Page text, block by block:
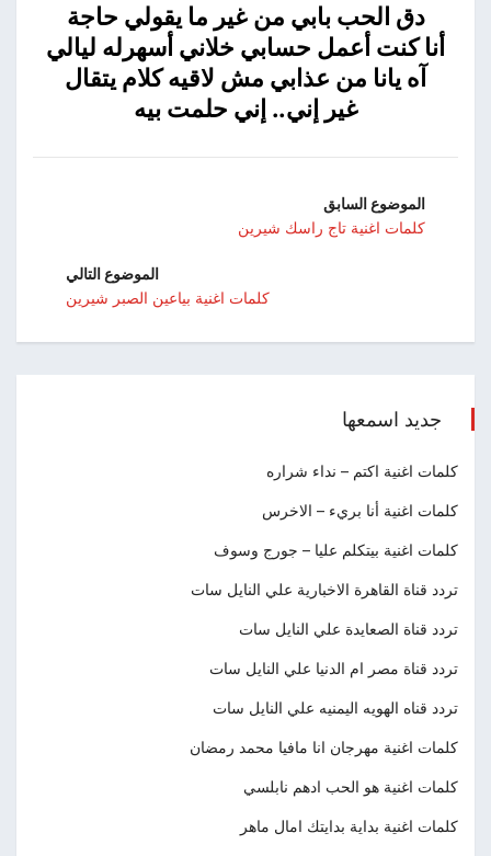
دق الحب بابي من غير ما يقولي حاجة
أنا كنت أعمل حسابي خلاني أسهرله ليالي
آه يانا من عذابي مش لاقيه كلام يتقال
غير إني.. إني حلمت بيه
الموضوع السابق
كلمات اغنية تاج راسك شيرين
الموضوع التالي
كلمات اغنية بياعين الصبر شيرين
جديد اسمعها
كلمات اغنية اكتم – نداء شراره
كلمات اغنية أنا بريء – الاخرس
كلمات اغنية بيتكلم عليا – جورج وسوف
تردد قناة القاهرة الاخبارية علي النايل سات
تردد قناة الصعايدة علي النايل سات
تردد قناة مصر ام الدنيا علي النايل سات
تردد قناه الهويه اليمنيه علي النايل سات
كلمات اغنية مهرجان انا مافيا محمد رمضان
كلمات اغنية هو الحب ادهم نابلسي
كلمات اغنية بداية بدايتك امال ماهر